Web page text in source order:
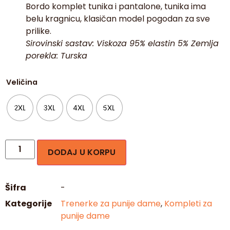
Bordo komplet tunika i pantalone, tunika ima
belu kragnicu, klasičan model pogodan za sve
prilike.
Sirovinski sastav: Viskoza 95% elastin 5% Zemlja
porekla: Turska
Veličina
2XL 3XL 4XL 5XL
DODAJ U KORPU
Šifra
-
Kategorije
Trenerke za punije dame, Kompleti za
punije dame